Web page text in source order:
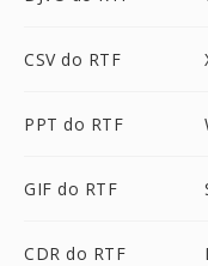
CSV do RTF
PPT do RTF
GIF do RTF
CDR do RTF